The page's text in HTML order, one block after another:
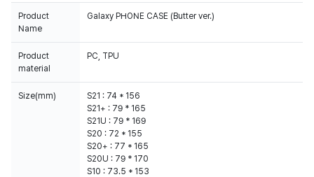
Product
Name
Galaxy PHONE CASE (Butter ver.)
Product
material
PC, TPU
Size(mm)
S21 : 74 * 156
S21+ : 79 * 165
S21U : 79 * 169
S20 : 72 * 155
S20+ : 77 * 165
S20U : 79 * 170
S10 : 73.5 * 153